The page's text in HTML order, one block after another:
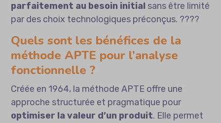
parfaitement au besoin initial sans être limité
par des choix technologiques préconçus. ????
Quels sont les bénéfices de la
méthode APTE pour l’analyse
fonctionnelle ?
Créée en 1964, la méthode APTE offre une
approche structurée et pragmatique pour
optimiser la valeur d’un produit. Elle permet